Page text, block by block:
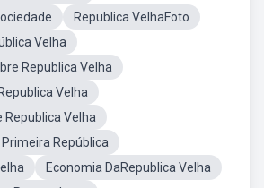
Republica VelhaFoto
Velha
Republica Velha
Velha
Velha
República
Economia DaRepublica Velha